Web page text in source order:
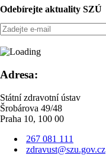
Odebírejte aktuality SZÚ
Adresa:
Státní zdravotní ústav
Šrobárova 49/48
Praha 10, 100 00
267 081 111
zdravust@szu.gov.cz